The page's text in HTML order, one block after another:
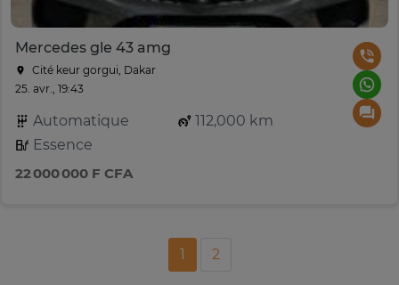
Mercedes gle 43 amg
Cité keur gorgui, Dakar
25. avr., 19:43
Automatique
112,000 km
Essence
22 000 000 F CFA
1 2